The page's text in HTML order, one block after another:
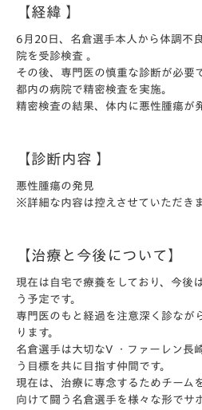
【経緯 】
6月20日、名倉選手本人から体調不
院を受診検査 。
その後、専門医の慎重な診断が必要
都内の病院で精密検査を実施。
精密検査の結果、体内に悪性腫瘍が
【診断内容 】
悪性腫瘍の発見
※詳細な内容は控えさせていただき
【治療と今後について】
現在は自宅で療養をしており、今後
う予定です。
専門医のもと経過を注意深く診なが
ります。
名倉選手は大切なV ・ファーレン長
う目標を共に目指す仲間です。
現在は、治療に専念するためチーム
向けて闘う名倉選手を様々な形でサ